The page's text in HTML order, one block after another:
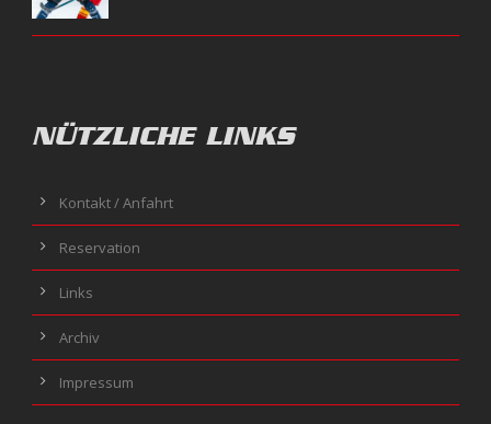
NÜTZLICHE LINKS
Kontakt / Anfahrt
Reservation
Links
Archiv
Impressum